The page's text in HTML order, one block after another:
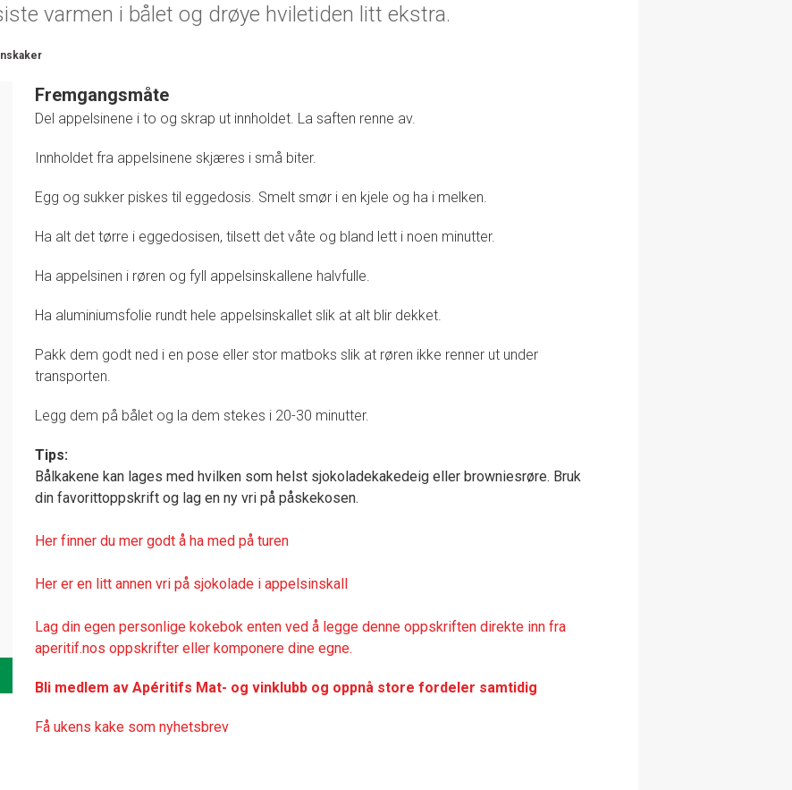
varmen i bålet og drøye hviletiden litt ekstra.
Fremgangsmåte
Del appelsinene i to og skrap ut innholdet. La saften renne av.
Innholdet fra appelsinene skjæres i små biter.
Egg og sukker piskes til eggedosis. Smelt smør i en kjele og ha i melken.
Ha alt det tørre i eggedosisen, tilsett det våte og bland lett i noen minutter.
Ha appelsinen i røren og fyll appelsinskallene halvfulle.
Ha aluminiumsfolie rundt hele appelsinskallet slik at alt blir dekket.
Pakk dem godt ned i en pose eller stor matboks slik at røren ikke renner ut under
transporten.
Legg dem på bålet og la dem stekes i 20-30 minutter.
Tips:
Bålkakene kan lages med hvilken som helst sjokoladekakedeig eller browniesrøre. Bruk
din favorittoppskrift og lag en ny vri på påskekosen.
Her finner du mer godt å ha med på turen
Her er en litt annen vri på sjokolade i appelsinskall
Lag din egen personlige kokebok enten ved å legge denne oppskriften direkte inn fra
aperitif.nos oppskrifter eller komponere dine egne.
Bli medlem av Apéritifs Mat- og vinklubb og oppnå store fordeler samtidig
Få ukens kake som nyhetsbrev